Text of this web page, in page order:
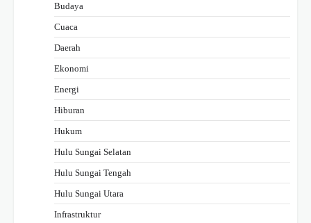
Budaya
Cuaca
Daerah
Ekonomi
Energi
Hiburan
Hukum
Hulu Sungai Selatan
Hulu Sungai Tengah
Hulu Sungai Utara
Infrastruktur